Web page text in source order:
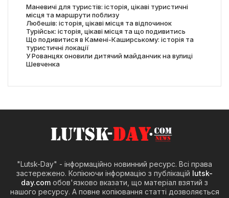
Маневичі для туристів: історія, цікаві туристичні
місця та маршрути поблизу
Любешів: історія, цікаві місця та відпочинок
Турійськ: історія, цікаві місця та що подивитись
Що подивитися в Камені-Каширському: історія та
туристичні локації
У Рованцях оновили дитячий майданчик на вулиці
Шевченка
"Lutsk-Day" - інформаційно новинний ресурс. Всі права
застережено. Копіюючи інформацію з публікацій lutsk-
day.com обов'язково вказати, що матеріал взятий з
нашого ресурсу. А повне копіювання статті дозволяється